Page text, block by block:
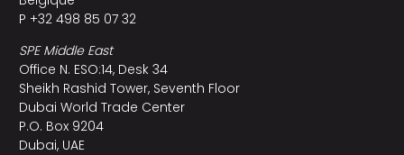
P +32 498 85 07 32
SPE Middle East
Office N. ESO:14, Desk 34
Sheikh Rashid Tower, Seventh Floor
Dubai World Trade Center
P.O. Box 9204
Dubai, UAE